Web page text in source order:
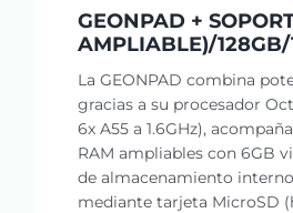
GEONPAD +
AMPLIABLE)/128GB/
La GEONPAD combina
gracias a su procesador
6x A55 a 1.6GHz),
RAM ampliables con 6GB
de almacenamiento
mediante tarjeta MicroSD